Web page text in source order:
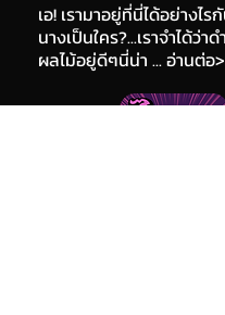
เอ! เรามาอยู่ที่นี่ได้อย่างไร
นางเป็นใคร?...เราจำได้ว่
ผลไม้อยู่ดีๆนี่น่า ... อ่านต่อ